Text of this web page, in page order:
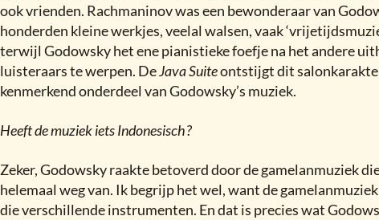
ook vrienden. Rachmaninov was een bewonderaar van
honderden kleine werkjes, veelal walsen, vaak
terwijl Godowsky het ene pianistieke foefje na het andere
luisteraars te werpen. DeJava Suiteontstijgt dit
kenmerkend onderdeel van Godowsky’s muziek.
Heeft de muziek iets Indonesisch?
Zeker, Godowsky raakte betoverd door de gamelanmuziek
helemaal weg van. Ik begrijp het wel, want de
die verschillende instrumenten. En dat is precies wat